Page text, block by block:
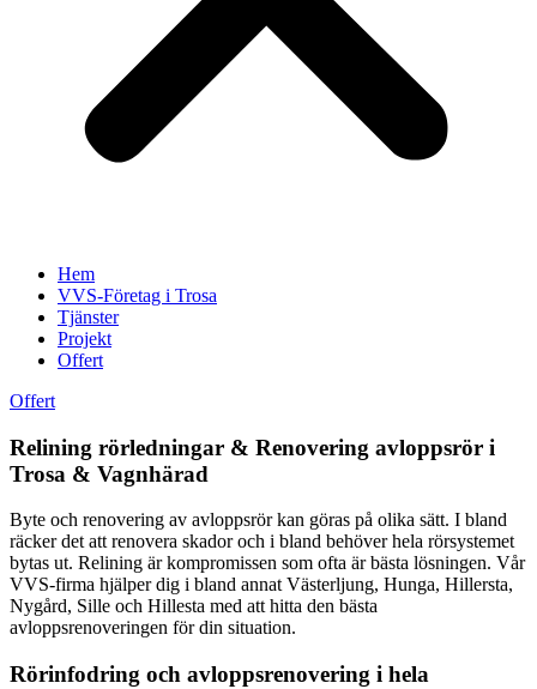
Hem
VVS-Företag i Trosa
Tjänster
Projekt
Offert
Offert
Relining rörledningar & Renovering avloppsrör i
Trosa & Vagnhärad
Byte och renovering av avloppsrör kan göras på olika sätt. I bland
räcker det att renovera skador och i bland behöver hela rörsystemet
bytas ut. Relining är kompromissen som ofta är bästa lösningen. Vår
VVS-firma hjälper dig i bland annat Västerljung, Hunga, Hillersta,
Nygård, Sille och Hillesta med att hitta den bästa
avloppsrenoveringen för din situation.
Rörinfodring och avloppsrenovering i hela